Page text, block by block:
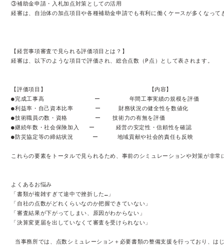
③補助金申請・入札加点対策としての活用
経審は、自治体の加点項目や各種補助金申請でも有利に働くケースが多くなって
【経営事項審査で見られる評価項目とは？】
経審は、以下のような項目で評価され、総合点数（P点）として表されます。
【 【
●
ー
●
ー
●
ー
●継続年数・社会保険加入 ー
●防災協定等の締結状況 ー
     地域貢献や社会的責任も反映
これらの要素をトータルで見られるため、事前のシミュレーションや対策が非常
よくあるお悩み
「書類が複雑すぎて途中で挫折した…」
「自社の点数がどれくらいなのか把握できていない」
「審査結果が下がってしまい、原因がわからない」
「決算変更届を出していなくて審査を受けられない」
当事務所では、点数シミュレーション＋必要書類の整備支援を行っており、は